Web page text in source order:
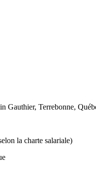
Gauthier, Terrebonne,
la charte salariale)